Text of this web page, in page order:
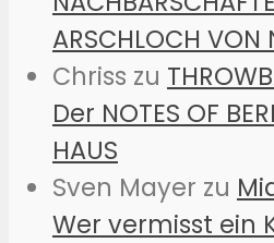
ARSCHLOCH VON
Chriss zu
Der NOTES OF
HAUS
Sven Mayer zu
Wer vermisst ein